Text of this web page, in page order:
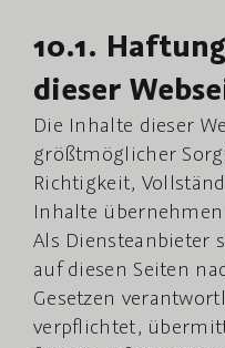
10.1.
dieser
Die Inhalte dieser
größtmöglicher
Richtigkeit,
Inhalte
Als Diensteanbieter
auf diesen Seiten
Gesetzen
verpflichtet,